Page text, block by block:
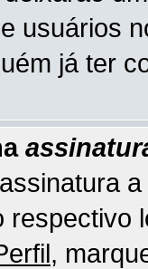
usuários
já ter
respectivo
,